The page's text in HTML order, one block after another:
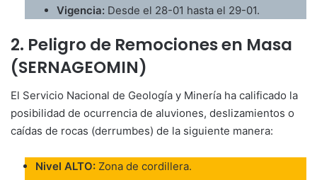
Vigencia: Desde el 28-01 hasta el 29-01.
2. Peligro de Remociones en Masa
(SERNAGEOMIN)
El Servicio Nacional de Geología y Minería ha calificado la
posibilidad de ocurrencia de aluviones, deslizamientos o
caídas de rocas (derrumbes) de la siguiente manera:
Nivel ALTO: Zona de cordillera.